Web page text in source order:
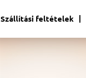
Szállítási feltételek